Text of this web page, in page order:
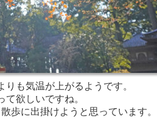
も気温が上がるようです。
て欲しいですね。
歩に出掛けようと思っています。